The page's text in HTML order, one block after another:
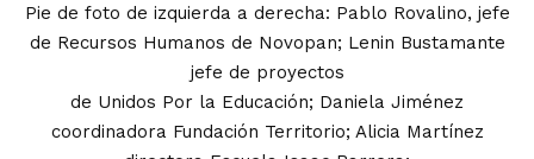
Pie de foto de izquierda a derecha: Pablo Rovalino, jefe
de Recursos Humanos de Novopan; Lenin Bustamante
jefe de proyectos
de Unidos Por la Educación; Daniela Jiménez
coordinadora Fundación Territorio; Alicia Martínez